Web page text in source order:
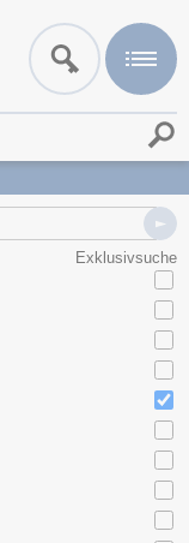
Exklusivsuche